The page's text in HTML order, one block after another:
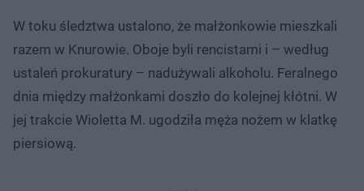
W toku śledztwa ustalono, że małżonkowie mieszkali
razem w Knurowie. Oboje byli rencistami i – według
ustaleń prokuratury – nadużywali alkoholu. Feralnego
dnia między małżonkami doszło do kolejnej kłótni. W
jej trakcie Wioletta M. ugodziła męża nożem w klatkę
piersiową.